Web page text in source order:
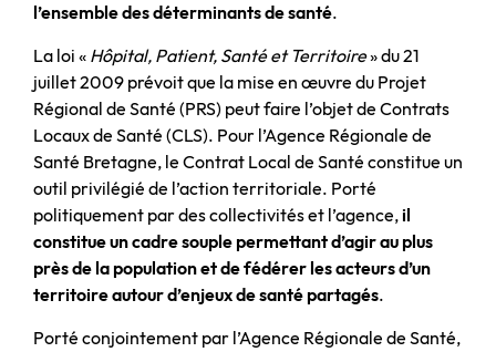
l’ensemble des déterminants de santé.
La loi « Hôpital, Patient, Santé et Territoire» du 21
juillet 2009 prévoit que la mise en œuvre du Projet
Régional de Santé (PRS) peut faire l’objet de Contrats
Locaux de Santé (CLS). Pour l’Agence Régionale de
Santé Bretagne, le Contrat Local de Santé constitue un
outil privilégié de l’action territoriale. Porté
politiquement par des collectivités et l’agence, il
constitue un cadre souple permettant d’agir au plus
près de la population et de fédérer les acteurs d’un
territoire autour d’enjeux de santé partagés.
Porté conjointement par l’Agence Régionale de Santé,